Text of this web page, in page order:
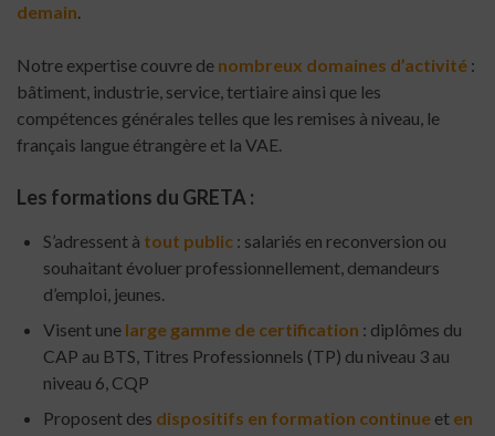
demain.
Notre expertise couvre de nombreux domaines d’activité :
bâtiment, industrie, service, tertiaire ainsi que les
compétences générales telles que les remises à niveau, le
français langue étrangère et la VAE.
Les formations du GRETA :
S’adressent à tout public : salariés en reconversion ou
souhaitant évoluer professionnellement, demandeurs
d’emploi, jeunes.
Visent une large gamme de certification : diplômes du
CAP au BTS, Titres Professionnels (TP) du niveau 3 au
niveau 6, CQP
Proposent des dispositifs en formation continue et en